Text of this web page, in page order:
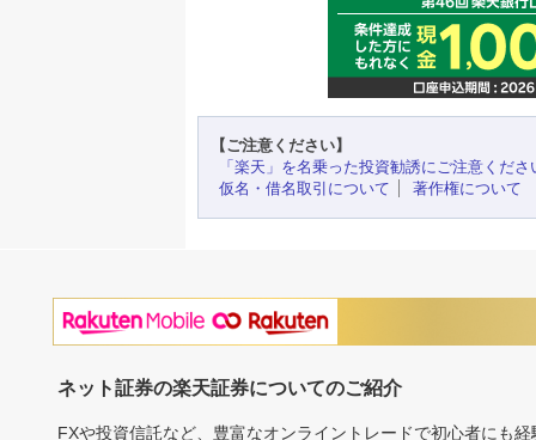
【ご注意ください】
「楽天」を名乗った投資勧誘にご注意くださ
仮名・借名取引について
著作権について
ネット証券の楽天証券についてのご紹介
FXや投資信託など、豊富なオンライントレードで初心者にも